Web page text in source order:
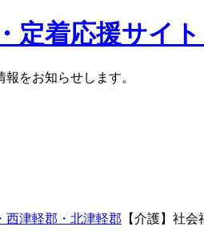
定着応援サイ
をお知らせします。
西津軽郡・北津軽郡 【介護】社